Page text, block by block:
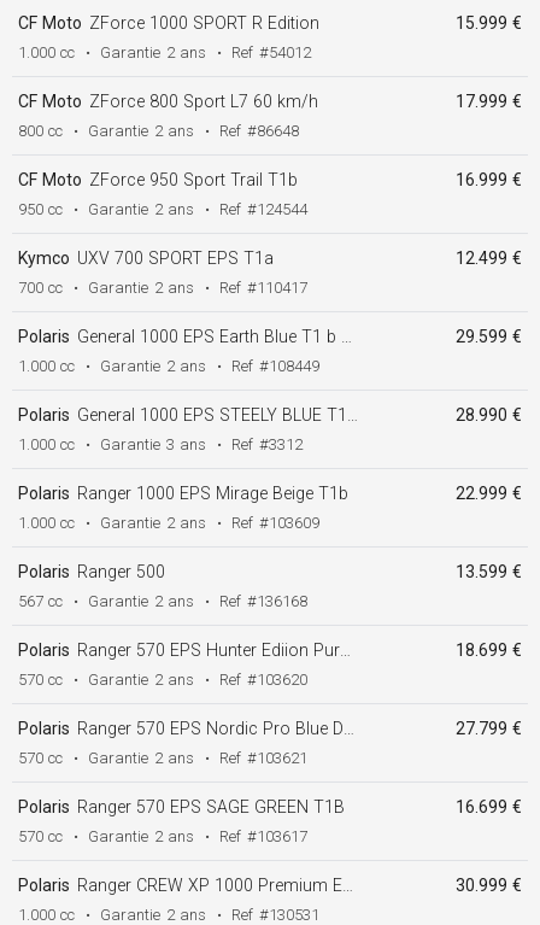
15.999 €
CF Moto ZForce 1000 SPORT R Edition
1.000 cc • Garantie 2 ans • Ref #54012
17.999 €
CF Moto ZForce 800 Sport L7 60 km/h
800 cc • Garantie 2 ans • Ref #86648
16.999 €
CF Moto ZForce 950 Sport Trail T1b
950 cc • Garantie 2 ans • Ref #124544
12.499 €
Kymco UXV 700 SPORT EPS T1a
700 cc • Garantie 2 ans • Ref #110417
29.599 €
Polaris General 1000 EPS Earth Blue T1 b ABS
1.000 cc • Garantie 2 ans • Ref #108449
28.990 €
Polaris General 1000 EPS STEELY BLUE T1 b ABS
1.000 cc • Garantie 3 ans • Ref #3312
22.999 €
Polaris Ranger 1000 EPS Mirage Beige T1b
1.000 cc • Garantie 2 ans • Ref #103609
13.599 €
Polaris Ranger 500
567 cc • Garantie 2 ans • Ref #136168
18.699 €
Polaris Ranger 570 EPS Hunter Ediion Pursuit Camo T1B
570 cc • Garantie 2 ans • Ref #103620
27.799 €
Polaris Ranger 570 EPS Nordic Pro Blue Dusk T1B
570 cc • Garantie 2 ans • Ref #103621
16.699 €
Polaris Ranger 570 EPS SAGE GREEN T1B
570 cc • Garantie 2 ans • Ref #103617
30.999 €
Polaris Ranger CREW XP 1000 Premium EPS Mirage beige T1B
1.000 cc • Garantie 2 ans • Ref #130531